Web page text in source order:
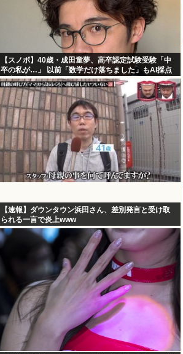
【スノボ】40歳・成田童夢、高卒認定試験受験「中
卒の私が…」 以前「数学だけ落ちました」もAI採点
で高得点
【速報】ダウンタウン浜田さん、差別発言と受け取
られる一言で炎上www